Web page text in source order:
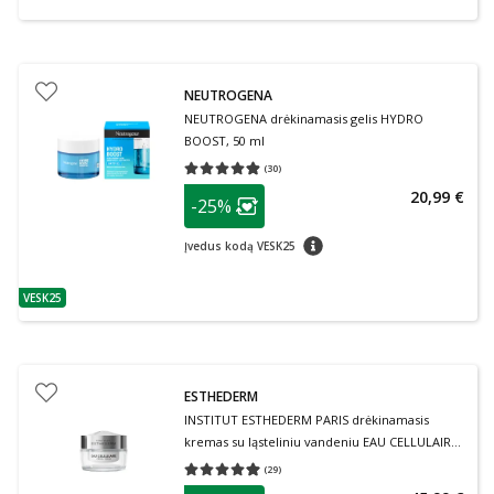
patarimas
VESK25
NEUTROGENA
NEUTROGENA drėkinamasis gelis HYDRO
BOOST, 50 ml
(30)
Vidutinis įvertinimas 4.87
patarimas
Lojalumo klubo narių nuolaida
-25%
Įvedus kodą VESK25 patarimas
20,99 €
ESTHEDERM
INSTITUT ESTHEDERM PARIS drėkinamasis
kremas su ląsteliniu vandeniu EAU CELLULAIRE,
50 ml
(29)
Vidutinis įvertinimas 4.93